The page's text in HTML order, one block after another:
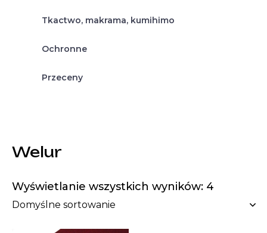
Welur
Wyświetlanie wszystkich wyników: 4
Tkactwo, makrama, kumihimo
Ochronne
Przeceny